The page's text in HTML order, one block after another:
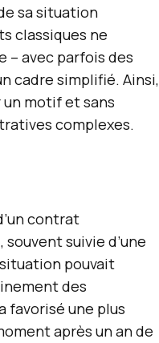
sa situation
classiques ne
– avec parfois des
cadre simplifié. Ainsi,
motif et sans
complexes.
contrat
suivie d’une
pouvait
des
favorisé une plus
après un an de